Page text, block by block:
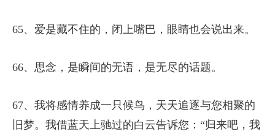
65、爱是藏不住的，闭上嘴巴，眼睛也会说出来。
66、思念，是瞬间的无语，是无尽的话题。
67、我将感情养成一只候鸟，天天追逐与您相聚的
旧梦。我借蓝天上驰过的白云告诉您：“归来吧，我